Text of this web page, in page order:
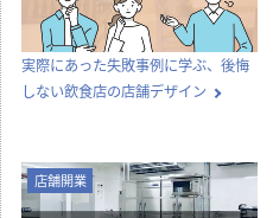
【どっちが正解？】居抜き物件とス
店舗デザイン